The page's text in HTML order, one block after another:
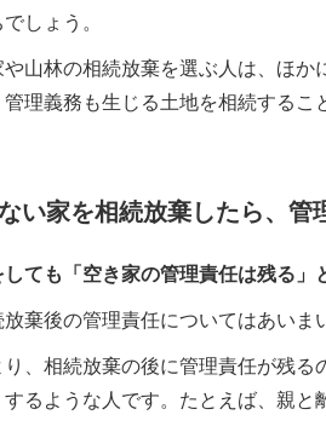
しょう。
山林の相続放棄を選ぶ人は、ほ
理義務も生じる土地を相続する
い家を相続放棄したら、管
ても「空き家の管理責任は残る」
棄後の管理責任についてはあい
、相続放棄の後に管理責任が残
るような人です。たとえば、親